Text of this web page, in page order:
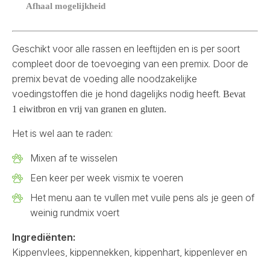
Afhaal mogelijkheid
Geschikt voor alle rassen en leeftijden en is per soort
compleet door de toevoeging van een premix. Door de
premix bevat de voeding alle noodzakelijke
voedingstoffen die je hond dagelijks nodig heeft. Bevat
1 eiwitbron en vrij van granen en gluten.
Het is wel aan te raden:
Mixen af te wisselen
Een keer per week vismix te voeren
Het menu aan te vullen met vuile pens als je geen of
weinig rundmix voert
Ingrediënten:
Kippenvlees, kippennekken, kippenhart, kippenlever en